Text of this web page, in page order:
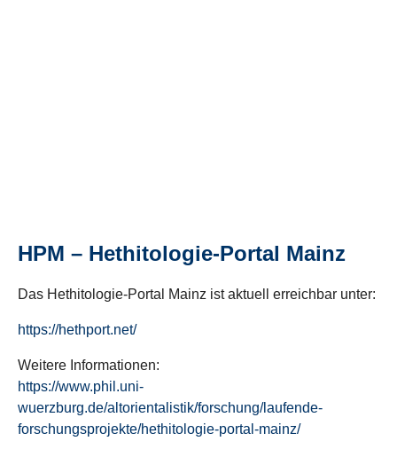
HPM – Hethitologie-Portal Mainz
Das Hethitologie-Portal Mainz ist aktuell erreichbar unter:
https://hethport.net/
Weitere Informationen:
https://www.phil.uni-
wuerzburg.de/altorientalistik/forschung/laufende-
forschungsprojekte/hethitologie-portal-mainz/